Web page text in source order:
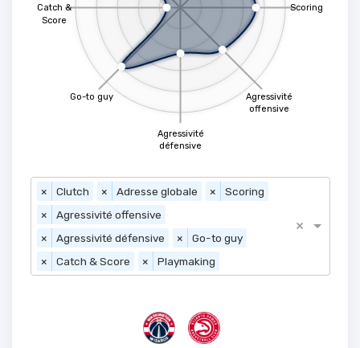
Scoring
Agressivité
offensive
Agressivité
défensive
Go-to guy
Catch &
Score
× Clutch × Adresse globale ×
Scoring
×
Agressivité offensive
×
Agressivité défensive ×
Go-to guy
×
Catch & Score × Playmaking
×